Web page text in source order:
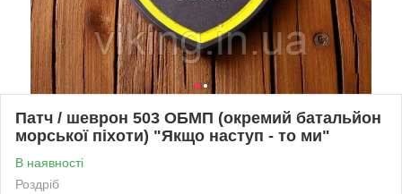
Патч / шеврон 503 ОБМП (окремий батальйон
морської піхоти) "Якщо наступ - то ми"
В наявності
Роздріб